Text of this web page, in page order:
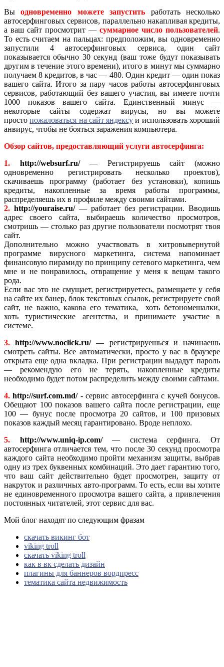
Выодновременно можете запустить работать несколько
автосерфинговых сервисов, параллельно накапливая кредиты,
а ваш сайт просмотрит — суммарное число пользователей.
То есть считаем на пальцах: предположим, вы одновременно
запустили 4 автосерфинговых сервиса, один сайт
показывается обычно 30 секунд (ваш тоже будут показывать
другим в течение этого времени), итого в минут мы суммарно
получаем 8 кредитов, в час — 480. Один кредит — один показ
вашего сайта. Итого за пару часов работы автосерфинговых
сервисов, работающий без вашего участия, вы имеете почти
1000 показов вашего сайта. Единственный минус —
некоторые сайты содержат вирусы, но вы можете
простопожаловаться на сайт яндексу и использовать хороший
анвирус, чтобы не бояться заражения компьютера.
Обзор сайтов, предоставляющий услуги автосерфинга:
1.
http://websurf.ru/— Регистрируешь сайт (можно
одновременно регистрировать несколько проектов),
скачиваешь программу (работает без установки), копишь
кредиты, накопленные за время работы программы,
распределяешь их в профиле между своими сайтами.
2. http://youraise.ru/— работает без регистрации. Вводишь
адрес своего сайта, выбираешь количество просмотров,
смотришь — столько раз другие пользователи посмотрят твоя
сайт.
Дополнительно можно участвовать в хитровывернутой
программе вирусного маркетинга, система напоминает
финансовую пирамиду по принципу сетевого маркетинга, чем
мне и не понравилось, отвращение у меня к вещам такого
рода.
Если вас это не смущает, регистрируетесь, размещаете у себя
на сайте их банер, блок текстовых ссылок, регистрируете свой
сайт, не важно, какова его тематика, хоть бетономешалки,
хоть туристические агентства, и принимаете участие в
системе.
3.
http://www.noclick.ru/— регистрируешься и начинаешь
смотреть сайты. Все автоматически, просто у вас в браузере
открыта еще одна вкладка. При регистрации выдадут пароль
— рекомендую его не терять, накопленные кредиты
необходимо будет потом распределить между своими сайтами.
4. http://surf.com.md/ - сервис автосерфинга с кучей бонусов.
Обещают 100 показов вашего сайта после регистрации, еще
100 — бунус после просмотра 20 сайтов, и 100 призовых
показов каждый месяц гарантировано. Вроде неплохо.
5.
http://www.uniq-ip.com/— система серфинга. От
автосерфинга отличается тем, что после 30 секунд просмотра
каждого сайта необходимо пройти механизм защиты, выбрав
одну из трех буквенных комбинаций. Это дает гарантию того,
что ваш сайт действительно будет просмотрен, защиту от
накруток и различных авто-программ. То есть, если вы хотите
не единовременного просмотра вашего сайта, а привлечения
постоянных читателей, этот сервис для вас.
Мой блог находят по следующим фразам
скачать викинг бот
viking troll
скачать viking troll
как в вк сделать дизайн
плагины для баннеров вордпресс
тематика сайта недвижимость